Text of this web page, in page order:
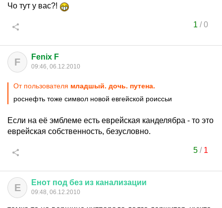
Чо тут у вас?!
1 /0
F Fenix F
09:46, 06.12.2010
От пользователя младшый. дочь. путена.
роснефть тоже символ новой евгейской роиссьи
Если на её эмблеме есть еврейская канделябра - то это
еврейская собственность, безусловно.
5/ 1
Е Енот под без из канализации
09:48, 06.12.2010